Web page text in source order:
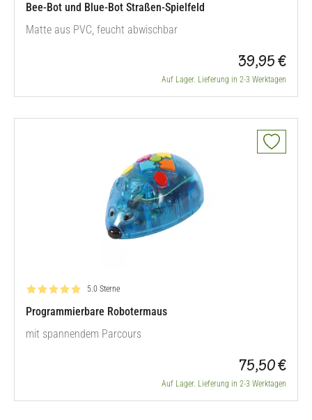
Bee-Bot und Blue-Bot Straßen-Spielfeld
Matte aus PVC, feucht abwischbar
39,95 €
Auf Lager. Lieferung in 2-3 Werktagen
Bewertung: 5.0 von 5
5.0 Sterne
Programmierbare Robotermaus
mit spannendem Parcours
75,50 €
Auf Lager. Lieferung in 2-3 Werktagen